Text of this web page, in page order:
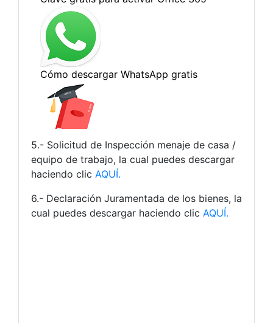
5.- Solicitud de Inspección menaje de casa /
equipo de trabajo, la cual puedes descargar
haciendo clic AQUÍ.
6.- Declaración Juramentada de los bienes, la
cual puedes descargar haciendo clic AQUÍ.